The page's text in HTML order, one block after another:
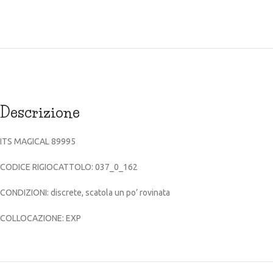
Descrizione
ITS MAGICAL 89995
CODICE RIGIOCATTOLO: 037_0_162
CONDIZIONI: discrete, scatola un po’ rovinata
COLLOCAZIONE: EXP